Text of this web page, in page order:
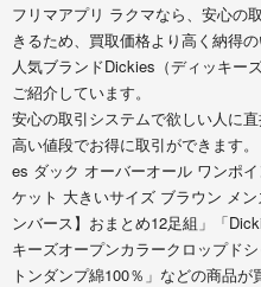
フリマアプリ ラクマなら、安心の
きるため、買取価格より高く納得
人気ブランドDickies（ディッキー
ご紹介しています。
安心の取引システムで欲しい人に
高い値段でお得に取引ができます
es ダック オーバーオール ワンポ
ケット 大きいサイズ ブラウン メ
ンバース】おまとめ12足組」「
キーズオープンカラークロップド
トンダンプ綿100％」などの商品